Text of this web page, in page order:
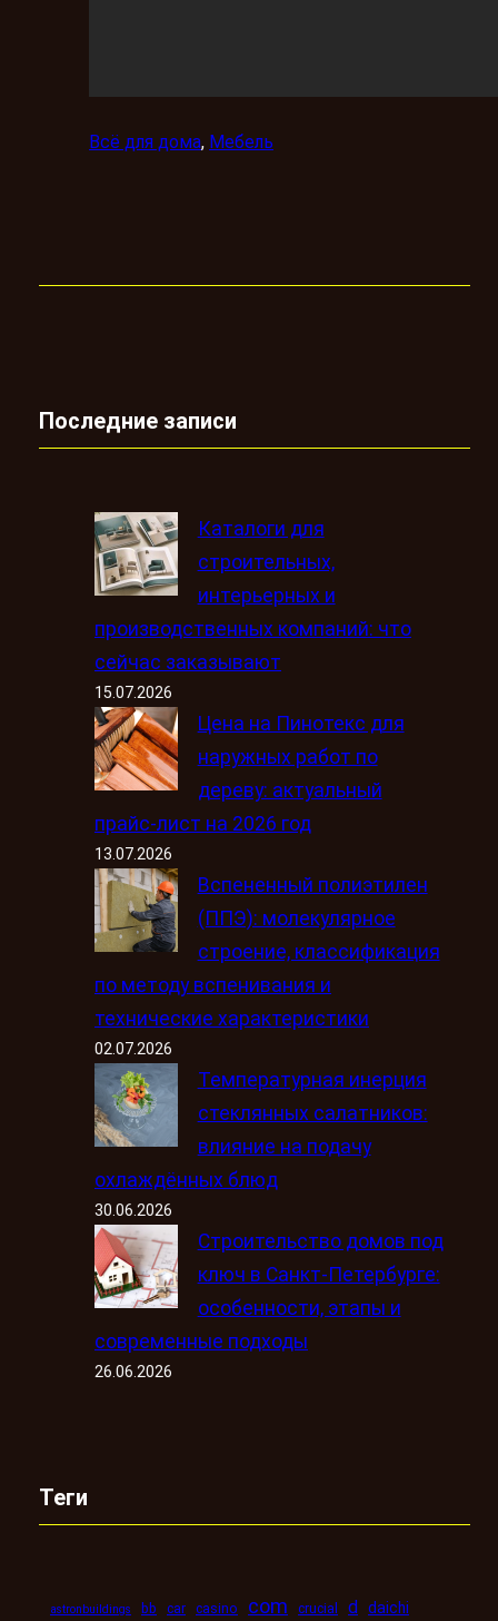
Всё для дома, Мебель
Последние записи
Каталоги для
строительных,
интерьерных и
производственных компаний: что
сейчас заказывают
15.07.2026
Цена на Пинотекс для
наружных работ по
дереву: актуальный
прайс-лист на 2026 год
13.07.2026
Вспененный полиэтилен
(ППЭ): молекулярное
строение, классификация
по методу вспенивания и
технические характеристики
02.07.2026
Температурная инерция
стеклянных салатников:
влияние на подачу
охлаждённых блюд
30.06.2026
Строительство домов под
ключ в Санкт-Петербурге:
особенности, этапы и
современные подходы
26.06.2026
Теги
astronbuildings bb car casino com crucial d daichi